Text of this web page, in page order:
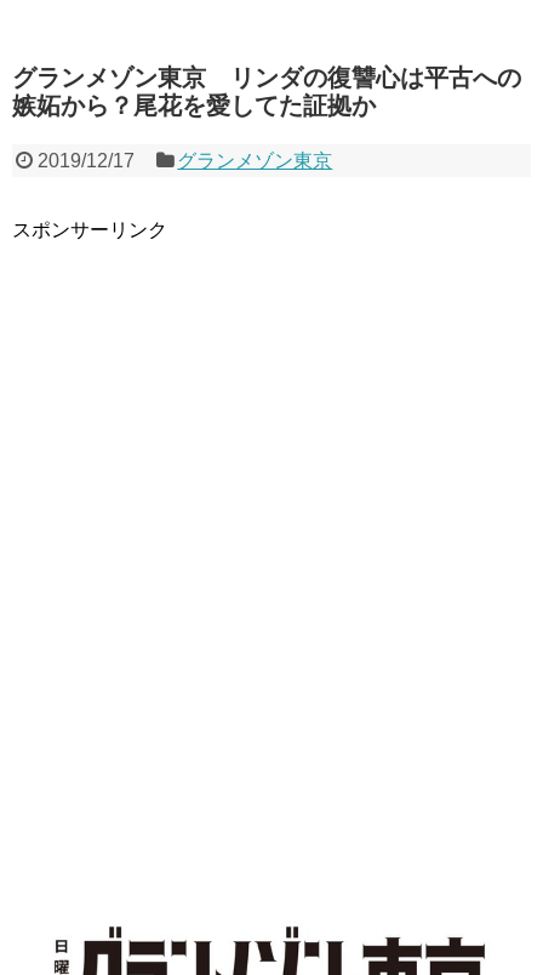
グランメゾン東京 リンダの復讐心は平古への
嫉妬から？尾花を愛してた証拠か
2019/12/17 グランメゾン東京
スポンサーリンク